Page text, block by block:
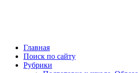
Главная
Поиск по сайту
Рубрики